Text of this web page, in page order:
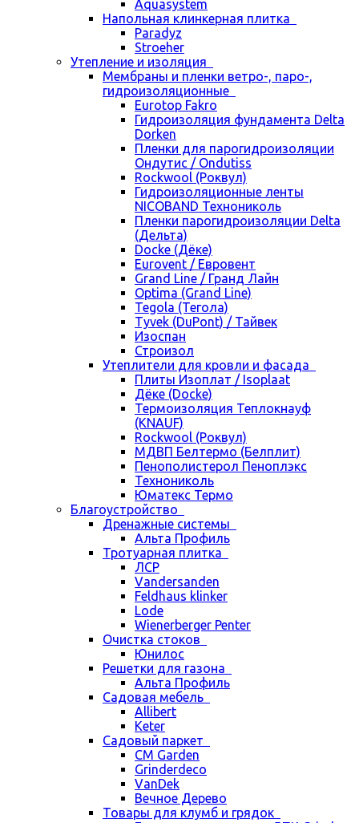
Aquasystem
Напольная клинкерная плитка
Paradyz
Stroeher
Утепление и изоляция
Мембраны и пленки ветро-, паро-,
гидроизоляционные
Eurotop Fakro
Гидроизоляция фундамента Delta
Dorken
Пленки для парогидроизоляции
Ондутис / Ondutiss
Rockwool (Роквул)
Гидроизоляционные ленты
NICOBAND Технониколь
Пленки парогидроизоляции Delta
(Дельта)
Docke (Дёке)
Eurovent / Евровент
Grand Line / Гранд Лайн
Optima (Grand Line)
Tegola (Тегола)
Tyvek (DuPont) / Тайвек
Изоспан
Строизол
Утеплители для кровли и фасада
Плиты Изоплат / Isoplaat
Дёке (Docke)
Термоизоляция Теплокнауф
(KNAUF)
Rockwool (Роквул)
МДВП Белтермо (Белплит)
Пенополистерол Пеноплэкс
Технониколь
Юматекс Термо
Благоустройство
Дренажные системы
Альта Профиль
Тротуарная плитка
ЛСР
Vandersanden
Feldhaus klinker
Lode
Wienerberger Penter
Очистка стоков
Юнилос
Решетки для газона
Альта Профиль
Садовая мебель
Allibert
Keter
Садовый паркет
CM Garden
Grinderdeco
VanDek
Вечное Дерево
Товары для клумб и грядок